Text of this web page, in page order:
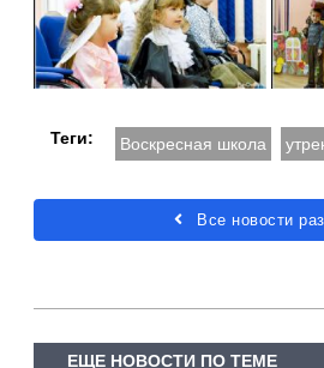
Теги: Воскресная школа
Все новости
ЕЩЕ НОВОСТИ ПО ТЕМЕ